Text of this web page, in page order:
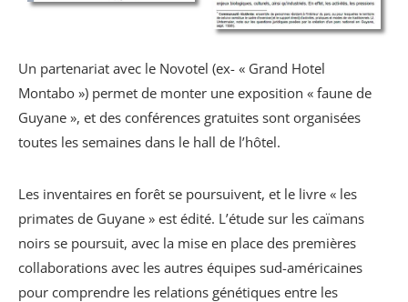
Un partenariat avec le Novotel (ex- « Grand Hotel
Montabo ») permet de monter une exposition « faune de
Guyane », et des conférences gratuites sont organisées
toutes les semaines dans le hall de l’hôtel.
Les inventaires en forêt se poursuivent, et le livre « les
primates de Guyane » est édité. L’étude sur les caïmans
noirs se poursuit, avec la mise en place des premières
collaborations avec les autres équipes sud-américaines
pour comprendre les relations génétiques entre les